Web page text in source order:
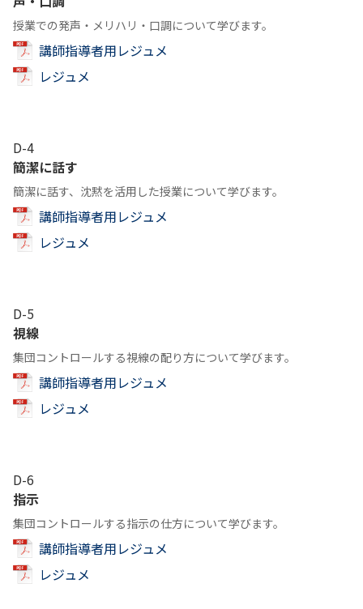
授業での発声・メリハリ・口調について学びます。
講師指導者用レジュメ
レジュメ
D-4
簡潔に話す
簡潔に話す、沈黙を活用した授業について学びます。
講師指導者用レジュメ
レジュメ
D-5
視線
集団コントロールする視線の配り方について学びます。
講師指導者用レジュメ
レジュメ
D-6
指示
集団コントロールする指示の仕方について学びます。
講師指導者用レジュメ
レジュメ